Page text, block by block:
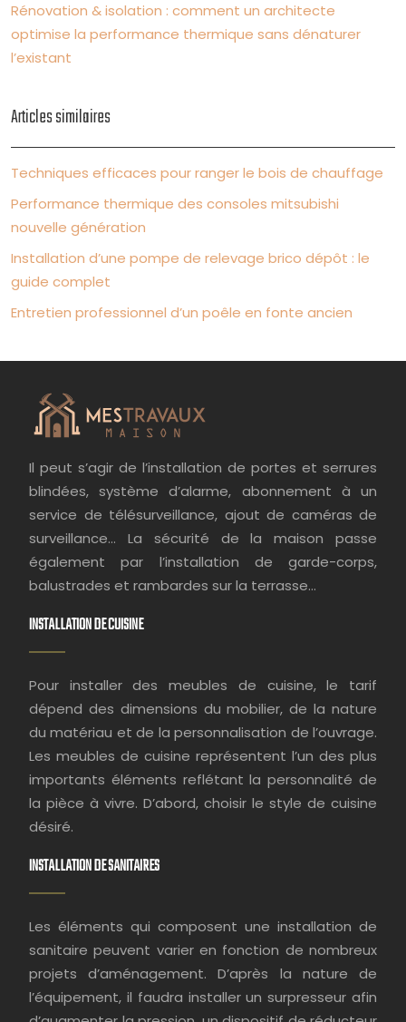
Rénovation & isolation : comment un architecte
optimise la performance thermique sans dénaturer
l’existant
Articles similaires
Techniques efficaces pour ranger le bois de chauffage
Performance thermique des consoles mitsubishi
nouvelle génération
Installation d’une pompe de relevage brico dépôt : le
guide complet
Entretien professionnel d’un poêle en fonte ancien
Il peut s’agir de l’installation de portes et serrures
blindées, système d’alarme, abonnement à un
service de télésurveillance, ajout de caméras de
surveillance… La sécurité de la maison passe
également par l’installation de garde-corps,
balustrades et rambardes sur la terrasse…
INSTALLATION DE CUISINE
Pour installer des meubles de cuisine, le tarif
dépend des dimensions du mobilier, de la nature
du matériau et de la personnalisation de l’ouvrage.
Les meubles de cuisine représentent l’un des plus
importants éléments reflétant la personnalité de
la pièce à vivre. D’abord, choisir le style de cuisine
désiré.
INSTALLATION DE SANITAIRES
Les éléments qui composent une installation de
sanitaire peuvent varier en fonction de nombreux
projets d’aménagement. D’après la nature de
l’équipement, il faudra installer un surpresseur afin